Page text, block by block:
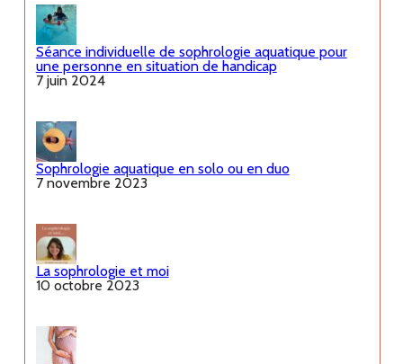
Séance individuelle de sophrologie aquatique pour
une personne en situation de handicap
7 juin 2024
Sophrologie aquatique en solo ou en duo
7 novembre 2023
La sophrologie et moi
10 octobre 2023